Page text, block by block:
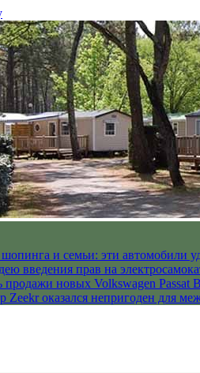
и семьи: эти автомобили
введения прав на
продажи новых Volkswagen Passat
Zeekr оказался непригоден для